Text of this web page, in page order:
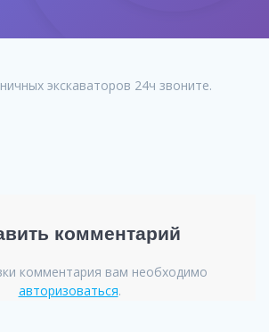
экскаваторов 24ч звоните.
комментарий
комментария вам необходимо
авторизоваться.